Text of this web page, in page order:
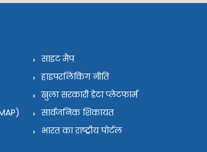
साइट मैप
हाइपरलिंकिंग नीति
खुला सरकारी डेटा प्लेटफार्म
सार्वजनिक शिकायत
भारत का राष्ट्रीय पोर्टल